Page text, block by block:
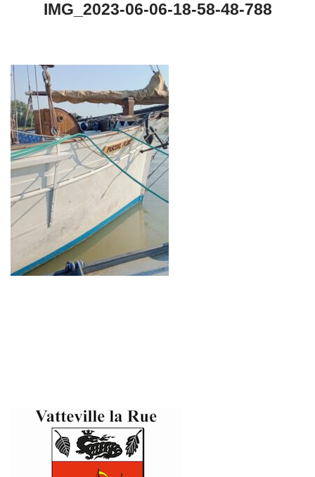
IMG_2023-06-06-18-58-48-788